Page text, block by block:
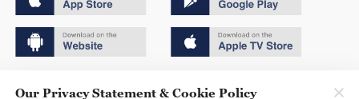
Our Privacy Statement & Cookie Policy